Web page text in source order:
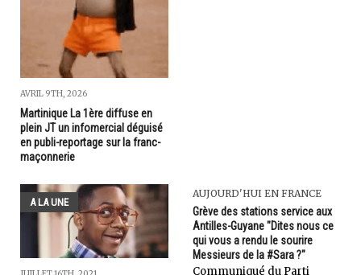
AVRIL 9TH, 2026
Martinique La 1ère diffuse en
plein JT un infomercial déguisé
en publi-reportage sur la franc-
maçonnerie
A LA UNE
AUJOURD'HUI EN FRANCE
Grève des stations service aux
Antilles-Guyane "Dites nous ce
qui vous a rendu le sourire
Messieurs de la #Sara ?"
Communiqué du Parti